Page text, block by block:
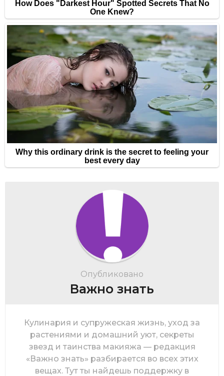
Опубликовано
Важно знать
Кулинария и супружеская жизнь, уход за
растениями и домашний уют, секреты
звезд и таинства макияжа — редакция
«Важно знать» разбирается во всех этих
вещах. Тут ты найдешь поддержку в